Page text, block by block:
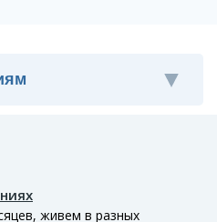
живем в разных